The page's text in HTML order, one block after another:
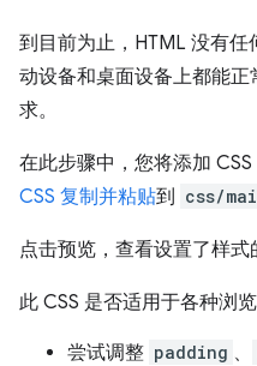
到目前为止，HTML 没有
动设备和桌面设备上都能
求。
在此步骤中，您将添加
CSS 复制并粘贴到 css/
点击预览，查看设置了样式
此 CSS 是否适用于各种浏
尝试调整 padding 、